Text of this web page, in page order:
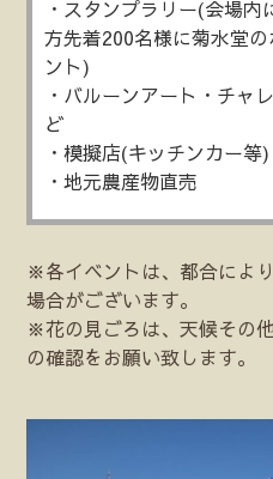
・スタンプラリー(会場
方先着200名様に菊水堂
ント)
・バルーンアート・チャ
ど
・模擬店(キッチンカー等)
・地元農産物直売
※各イベントは、都合によ
場合がございます。
※花の見ごろは、天候その
の確認をお願い致します。